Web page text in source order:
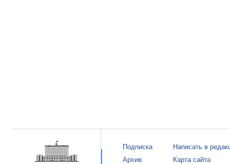
Подписка
Архив
Написать в
Карта сайта